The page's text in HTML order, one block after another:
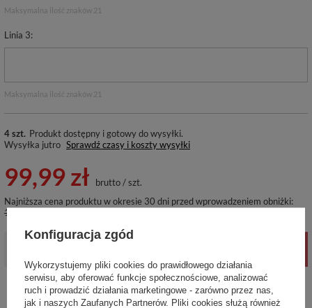
Maksymalna ilość znaków 21
Linia 3
Maksymalna ilość znaków 21
4 szt. Produkt dostępny i gotowy do wysyłki
Wysyłka jutro Sprawdź czasy i koszty wysyłki
99,99 zł brutto/szt.
Najniższa cena produktu w okresie 30 dni przed wprowadzeniem obniżki:
139,99 zł
Ten produkt nie jest dostępny w sklepie stacjonarnym
Konfiguracja zgód
Wykorzystujemy pliki cookies do prawidłowego działania
serwisu, aby oferować funkcje społecznościowe, analizować
ruch i prowadzić działania marketingowe - zarówno przez nas,
jak i naszych Zaufanych Partnerów. Pliki cookies służą również